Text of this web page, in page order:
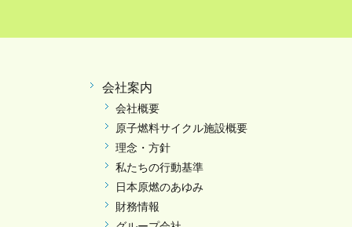
会社案内
会社概要
原子燃料サイクル施設概要
理念・方針
私たちの行動基準
日本原燃のあゆみ
財務情報